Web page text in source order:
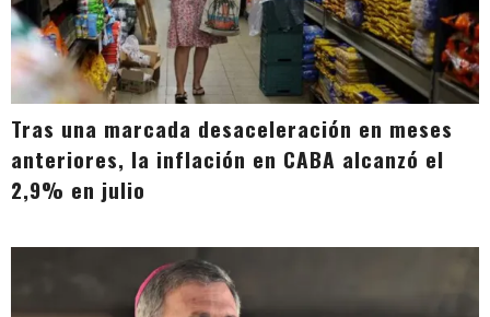
Tras una marcada desaceleración en meses
anteriores, la inflación en CABA alcanzó el
2,9% en julio